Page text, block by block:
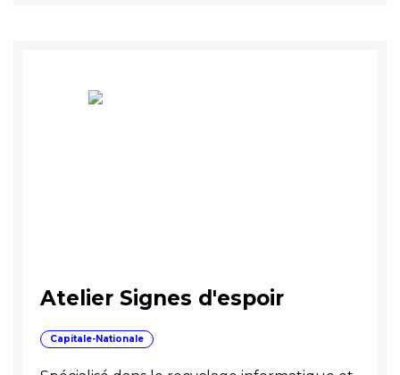
Atelier Signes d'espoir
Capitale-Nationale